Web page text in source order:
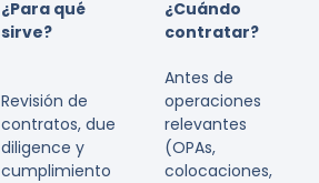
¿Para qué
sirve?
¿Cuándo
contratar?
Revisión de
contratos, due
diligence y
cumplimiento
Antes de
operaciones
relevantes
(OPAs,
colocaciones,